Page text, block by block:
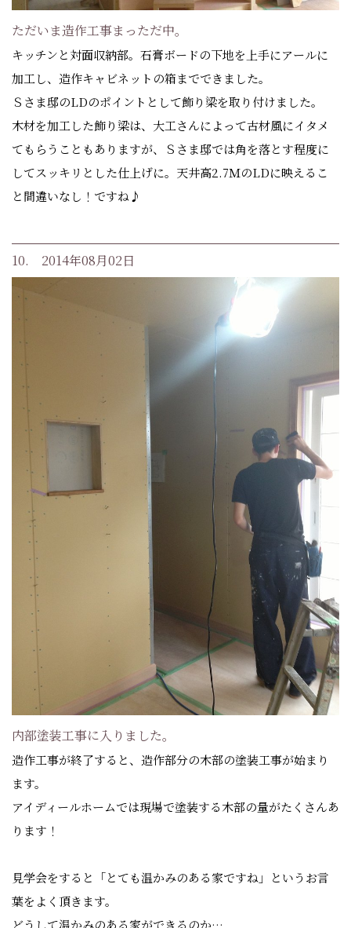
ただいま造作工事まっただ中。
キッチンと対面収納部。石膏ボードの下地を上手にアールに
加工し、造作キャビネットの箱までできました。
Ｓさま邸のLDのポイントとして飾り梁を取り付けました。
木材を加工した飾り梁は、大工さんによって古材風にイタメ
てもらうこともありますが、Ｓさま邸では角を落とす程度に
してスッキリとした仕上げに。天井高2.7ＭのLDに映えるこ
と間違いなし！ですね♪
10. 2014年08月02日
内部塗装工事に入りました。
造作工事が終了すると、造作部分の木部の塗装工事が始まり
ます。
アイディールホームでは現場で塗装する木部の量がたくさんあ
ります！
見学会をすると「とても温かみのある家ですね」というお言
葉をよく頂きます。
どうして温かみのある家ができるのか…